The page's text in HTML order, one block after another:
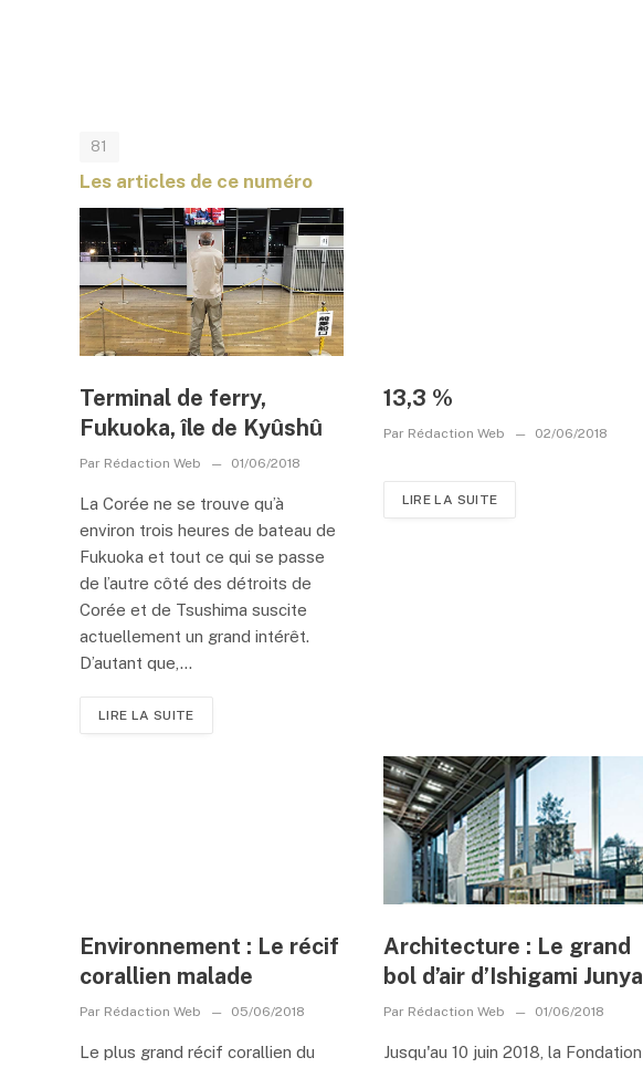
81
Les articles de ce numéro
Terminal de ferry,
Fukuoka, île de Kyûshû
Par Rédaction Web 01/06/2018
La Corée ne se trouve qu’à
environ trois heures de bateau de
Fukuoka et tout ce qui se passe
de l’autre côté des détroits de
Corée et de Tsushima suscite
actuellement un grand intérêt.
D’autant que,...
LIRE LA SUITE
13,3 %
Par Rédaction Web 02/06/2018
LIRE LA SUITE
Environnement : Le récif
corallien malade
Par Rédaction Web 05/06/2018
Le plus grand récif corallien du
Architecture : Le grand
bol d’air d’Ishigami Junya
Par Rédaction Web 01/06/2018
Jusqu'au 10 juin 2018, la Fondation